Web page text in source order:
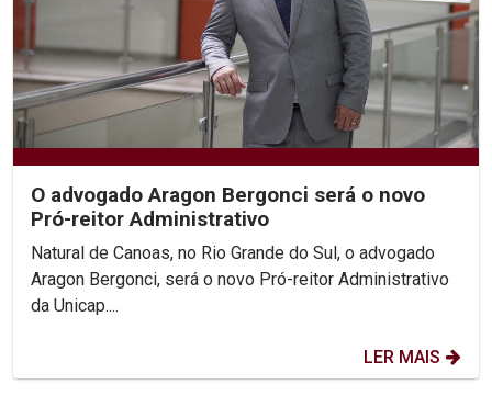
O advogado Aragon Bergonci será o novo
Pró-reitor Administrativo
Natural de Canoas, no Rio Grande do Sul, o advogado
Aragon Bergonci, será o novo Pró-reitor Administrativo
da Unicap....
LER MAIS